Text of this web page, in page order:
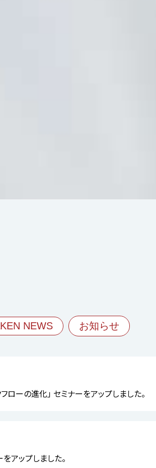
NEWS お知らせ
ーの進化」 セミナーをアップしました。
アップしました。